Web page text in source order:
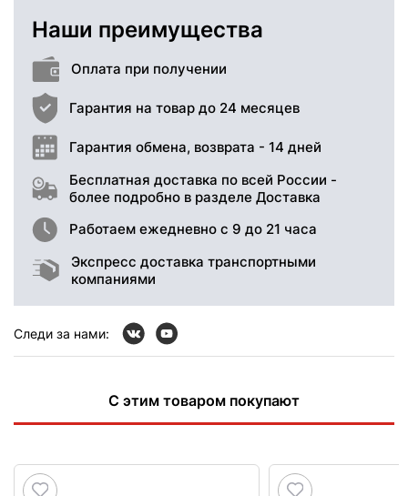
Наши преимущества
Оплата при получении
Гарантия на товар до 24 месяцев
Гарантия обмена, возврата - 14 дней
Бесплатная доставка по всей России -
более подробно в разделе Доставка
Работаем ежедневно с 9 до 21 часа
Экспресс доставка транспортными
компаниями
Следи за нами:
С этим товаром покупают